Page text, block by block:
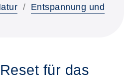
Entspannung und
für das